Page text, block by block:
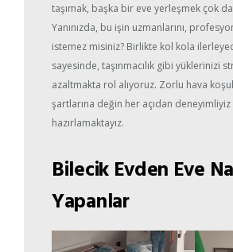
taşımak, başka bir eve yerleşmek çok
Yanınızda, bu işin uzmanlarını,
istemez misiniz? Birlikte kol kola
sayesinde, taşınmacılık gibi yüklerinizi
azaltmakta rol alıyoruz. Zorlu hava
şartlarına değin her açıdan
hazırlamaktayız.
Bilecik Evden Eve
Yapanlar